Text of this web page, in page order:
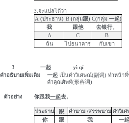
3. จะแปลได้ว่า
A (ประธาน) B (กลุ่ม跟) C(กลุ่ม 一起)
我
跟他 去银行。
A
C
B
ฉัน
ไปธนาคาร กับเขา
3 一起 yì qĭ
คำอธิบายเพิ่มเติม
一起 เป็นคำวิเศษณ์(副词) ทำหน้าที่
คำคุณศัพท์(形容词)
ตัวอย่าง 你跟我一起去。
ประธาน 跟 คำนาม /สรรพนาม คำวิเ
你
跟
我
一起